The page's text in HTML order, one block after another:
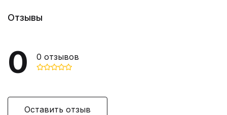
Отзывы
0 0 отзывов
Оставить отзыв